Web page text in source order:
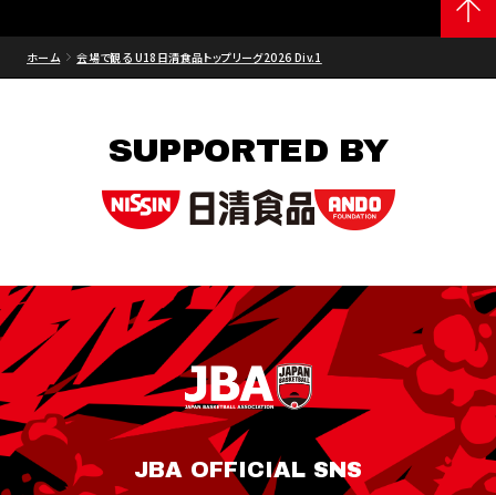
ホーム 会場で観る U18日清食品トップリーグ2026 Div.1
SUPPORTED BY
JBA OFFICIAL SNS